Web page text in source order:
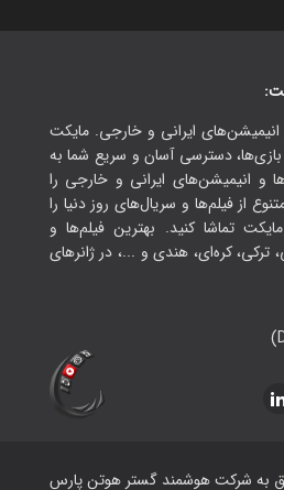
انیمیشن‌های ایرانی و خارجی. مایکت
بازی‌ها، دسترسی آسان و سریع شما به
و انیمیشن‌های ایرانی و خارجی را
از فیلم‌ها و سریال‌های روز دنیا را
تماشا کنید. بهترین فیلم‌ها و
ترکی، کره‌ای، هندی و ...، در ژانرهای
به شرکت هوشمند گستر هوتن پارس